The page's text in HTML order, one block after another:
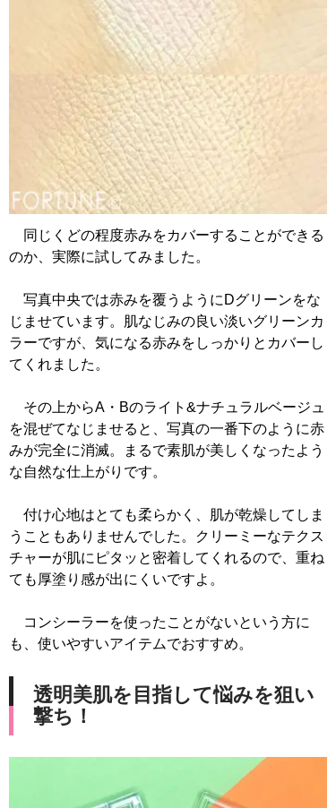
同じくどの程度赤みをカバーすることができる
のか、実際に試してみました。
写真中央では赤みを覆うようにDグリーンをな
じませています。肌なじみの良い淡いグリーンカ
ラーですが、気になる赤みをしっかりとカバーし
てくれました。
その上からA・Bのライト&ナチュラルベージュ
を混ぜてなじませると、写真の一番下のように赤
みが完全に消滅。まるで素肌が美しくなったよう
な自然な仕上がりです。
付け心地はとても柔らかく、肌が乾燥してしま
うこともありませんでした。クリーミーなテクス
チャーが肌にピタッと密着してくれるので、重ね
ても厚塗り感が出にくいですよ。
コンシーラーを使ったことがないという方に
も、使いやすいアイテムでおすすめ。
透明美肌を目指して悩みを狙い
撃ち！